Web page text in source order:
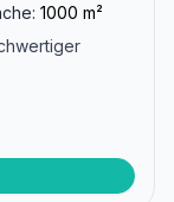
1000 m²